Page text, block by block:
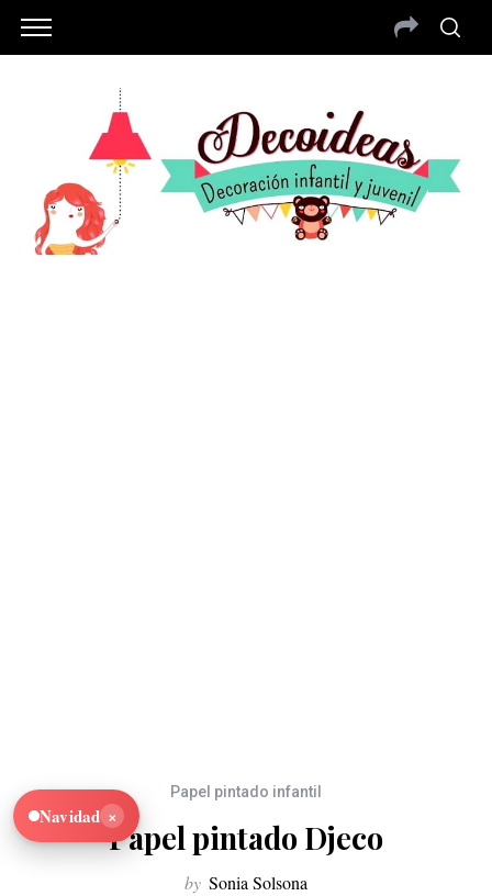
Papel pintado infantil
Papel pintado Djeco
by Sonia Solsona
Navidad ×